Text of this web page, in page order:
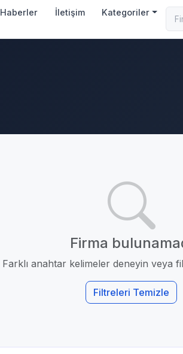
Haberler İletişim Kategoriler
Firma
Farklı anahtar kelimeler deneyin veya
Filtreleri Temizle